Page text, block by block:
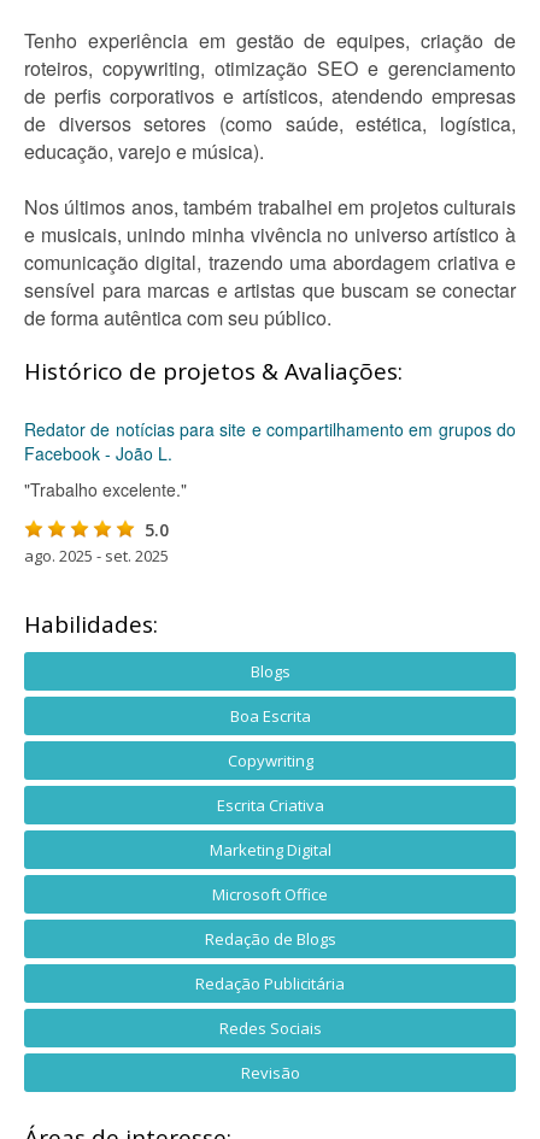
Tenho experiência em gestão de equipes, criação de
roteiros, copywriting, otimização SEO e gerenciamento
de perfis corporativos e artísticos, atendendo empresas
de diversos setores (como saúde, estética, logística,
educação, varejo e música).
Nos últimos anos, também trabalhei em projetos culturais
e musicais, unindo minha vivência no universo artístico à
comunicação digital, trazendo uma abordagem criativa e
sensível para marcas e artistas que buscam se conectar
de forma autêntica com seu público.
Histórico de projetos & Avaliações:
Redator de notícias para site e compartilhamento em grupos do
Facebook - João L.
"Trabalho excelente."
5.0
ago. 2025 - set. 2025
Habilidades:
Blogs
Boa Escrita
Copywriting
Escrita Criativa
Marketing Digital
Microsoft Office
Redação de Blogs
Redação Publicitária
Redes Sociais
Revisão